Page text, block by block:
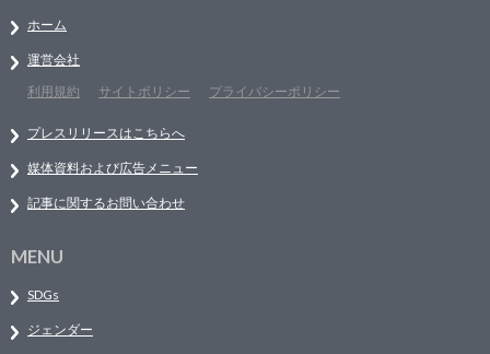
ホーム
運営会社
利用規約
サイトポリシー プライバシーポリシー
プレスリリースはこちらへ
媒体資料および広告メニュー
記事に関するお問い合わせ
MENU
SDGs
ジェンダー